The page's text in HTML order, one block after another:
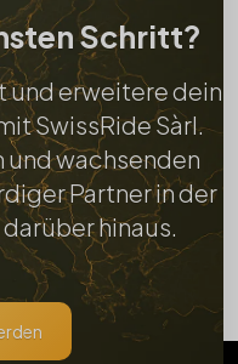
Schritt?
und erweitere dein
SwissRide Sàrl.
und wachsenden
Partner in der
hinaus.